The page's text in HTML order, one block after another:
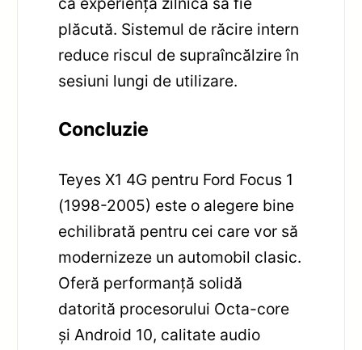
plăcută. Sistemul de răcire intern
reduce riscul de supraîncălzire în
sesiuni lungi de utilizare.
Concluzie
Teyes X1 4G pentru Ford Focus 1
(1998-2005) este o alegere bine
echilibrată pentru cei care vor să
modernizeze un automobil clasic.
Oferă performanță solidă
datorită procesorului Octa-core
și Android 10, calitate audio